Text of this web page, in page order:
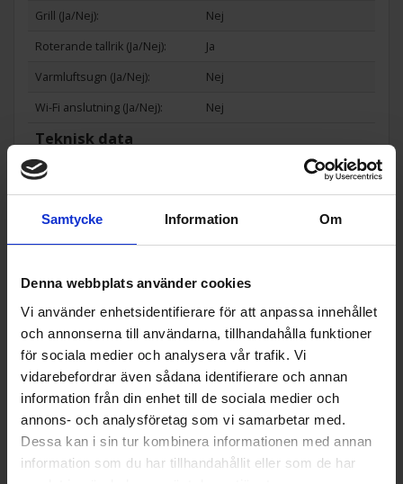
Samtycke Information Om
Denna webbplats använder cookies
Vi använder enhetsidentifierare för att anpassa innehållet
och annonserna till användarna, tillhandahålla funktioner
för sociala medier och analysera vår trafik. Vi
vidarebefordrar även sådana identifierare och annan
information från din enhet till de sociala medier och
annons- och analysföretag som vi samarbetar med.
Dessa kan i sin tur kombinera informationen med annan
information som du har tillhandahållit eller som de har
Grill (Ja/Nej):
Nej
Roterande tallrik (Ja/Nej):
Ja
Varmluftsugn (Ja/Nej):
Nej
Wi-Fi anslutning (Ja/Nej):
Nej
Teknisk data
Effekt (w):
Populära produkter i denna kategori